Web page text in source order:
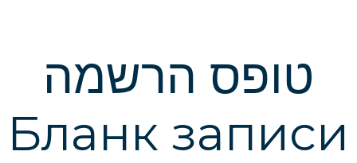
טופס הרשמה
Бланк записи